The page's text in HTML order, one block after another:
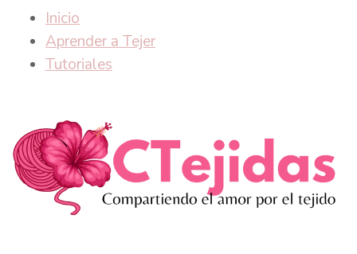
Inicio
Aprender a Tejer
Tutoriales